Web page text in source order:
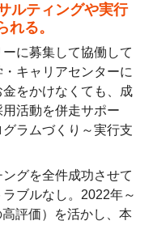
ルティングや実行
れる。
に募集して協働して
キャリアセンターに
をかけなくても、成
活動を併走サポー
ラムづくり～実行支
グを全件成功させて
ブルなし。2022年～
評価）を活かし、本